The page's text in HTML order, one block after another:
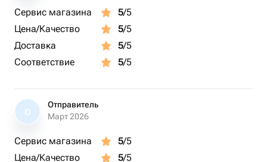
Сервис магазина 5/5
Цена/Качество
5/5
Доставка
5/5
Соответствие
5/5
О
Отправитель
Март 2026
Сервис магазина 5/5
Цена/Качество
5/5